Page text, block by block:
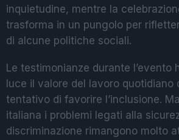
inquietudine, mentre la
trasforma in un pungolo per
di alcune politiche sociali.
Le testimonianze durante l’evento
luce il valore del lavoro quotidiano
tentativo di favorire l’inclusione.
italiana i problemi legati alla
discriminazione rimangono molto